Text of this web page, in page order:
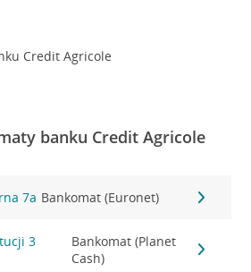
Credit Agricole
banku Credit Agricole
7a Bankomat (Euronet)
3
Bankomat (Planet
Cash)